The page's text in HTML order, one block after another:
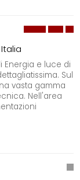
Energia e luce di
Sul
vasta gamma
Nell'area